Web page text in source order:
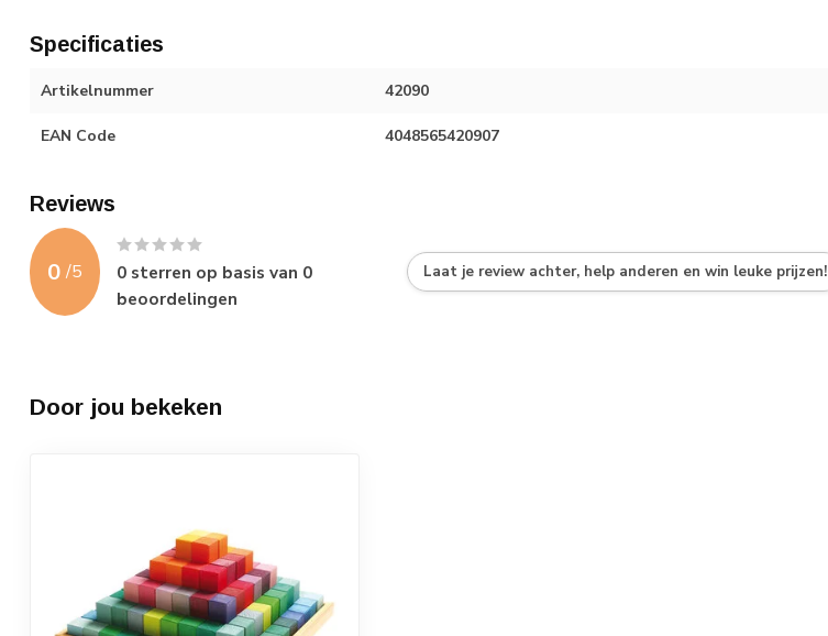
Specificaties
Artikelnummer 42090
EAN Code 4048565420907
Reviews
0 /5 0 sterren op basis van 0
beoordelingen
Laat je review achter, help anderen en win leuke prijzen!
Door jou bekeken